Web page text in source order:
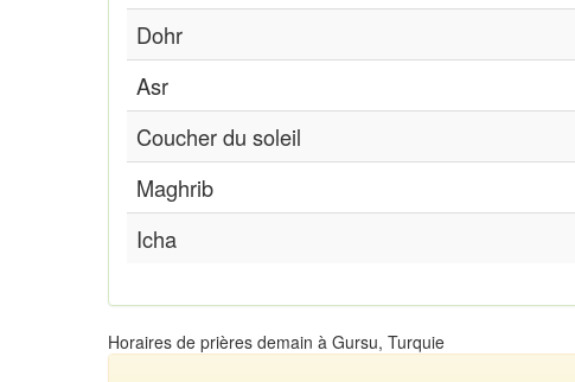
Dohr
Asr
Coucher du soleil
Maghrib
Icha
Horaires de prières demain à Gursu, Turquie